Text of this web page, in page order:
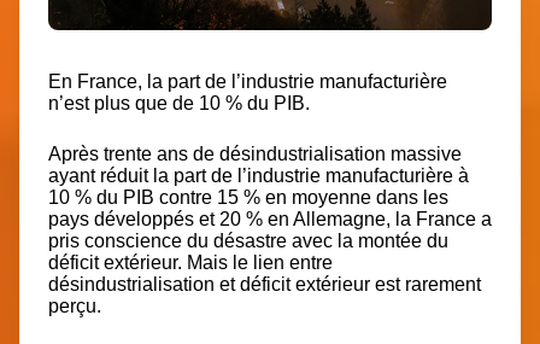
En France, la part de l’industrie manufacturière
n’est plus que de 10 % du PIB.
Après trente ans de désindustrialisation massive
ayant réduit la part de l’industrie manufacturière à
10 % du PIB contre 15 % en moyenne dans les
pays développés et 20 % en Allemagne, la France a
pris conscience du désastre avec la montée du
déficit extérieur. Mais le lien entre
désindustrialisation et déficit extérieur est rarement
perçu.